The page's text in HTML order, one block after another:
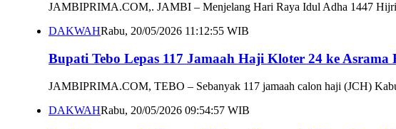
JAMBIPRIMA.COM,. JAMBI – Menjelang Hari Raya Idul Adha 1447
DAKWAHRabu, 20/05/2026 11:12:55 WIB
Bupati Tebo Lepas 117 Jamaah Haji Kloter 24 ke Asrama
JAMBIPRIMA.COM, TEBO – Sebanyak 117 jamaah calon haji (JCH)
DAKWAHRabu, 20/05/2026 09:54:57 WIB